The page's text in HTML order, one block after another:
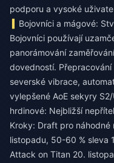
podporu a vysoké
Bojovníci a mágové:
Bojovníci používají
panorámování
dovedností.
severské vibrace,
vylepšené AoE sekyry
hrdinové: Nejbližší
Kroky: Draft pro náhodné
listopadu, 50-60 % sleva
Attack on Titan 20.